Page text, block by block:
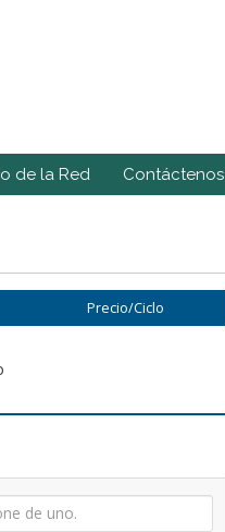
de la Red Contáctenos
Precio/Ciclo